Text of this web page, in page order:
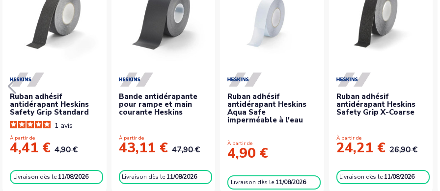
Ruban adhésif
antidérapant Heskins
Safety Grip Standard
1 avis
À partir de
4,41 € 4,90 €
Livraison dès le 11/08/2026
Bande antidérapante
pour rampe et main
courante Heskins
À partir de
43,11 €47,90 €
Livraison dès le 11/08/2026
Ruban adhésif
antidérapant Heskins
Aqua Safe
imperméable à l'eau
À partir de
4,90 €
Livraison dès le 11/08/2026
Ruban adhésif
antidérapant Heskins
Safety Grip X-Coarse
À partir de
24,21 €26,90 €
Livraison dès le 11/08/2026